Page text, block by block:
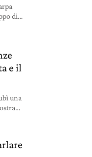
di
e il
una